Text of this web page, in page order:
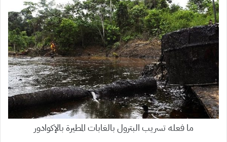
ما فعله تسريب البترول بالغابات المطيرة بالإكوادور